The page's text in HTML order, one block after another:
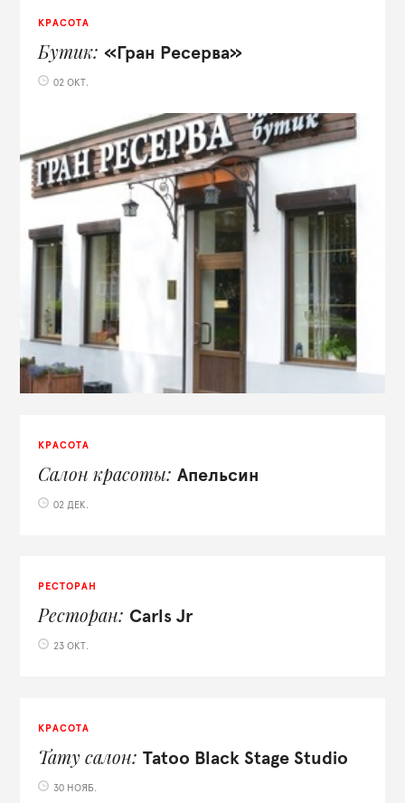
КРАСОТА
Бутик «Гран Ресерва»
02 ОКТ.
КРАСОТА
Салон красоты Апельсин
02 ДЕК.
РЕСТОРАН
Ресторан Carls Jr
23 ОКТ.
КРАСОТА
Тату салон Tatoo Black Stage Studio
30 НОЯБ.